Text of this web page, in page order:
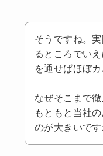
そうですね。
るところでい
を通せばほぼカ
なぜそこまで徹
もともと当社
のが大きいです